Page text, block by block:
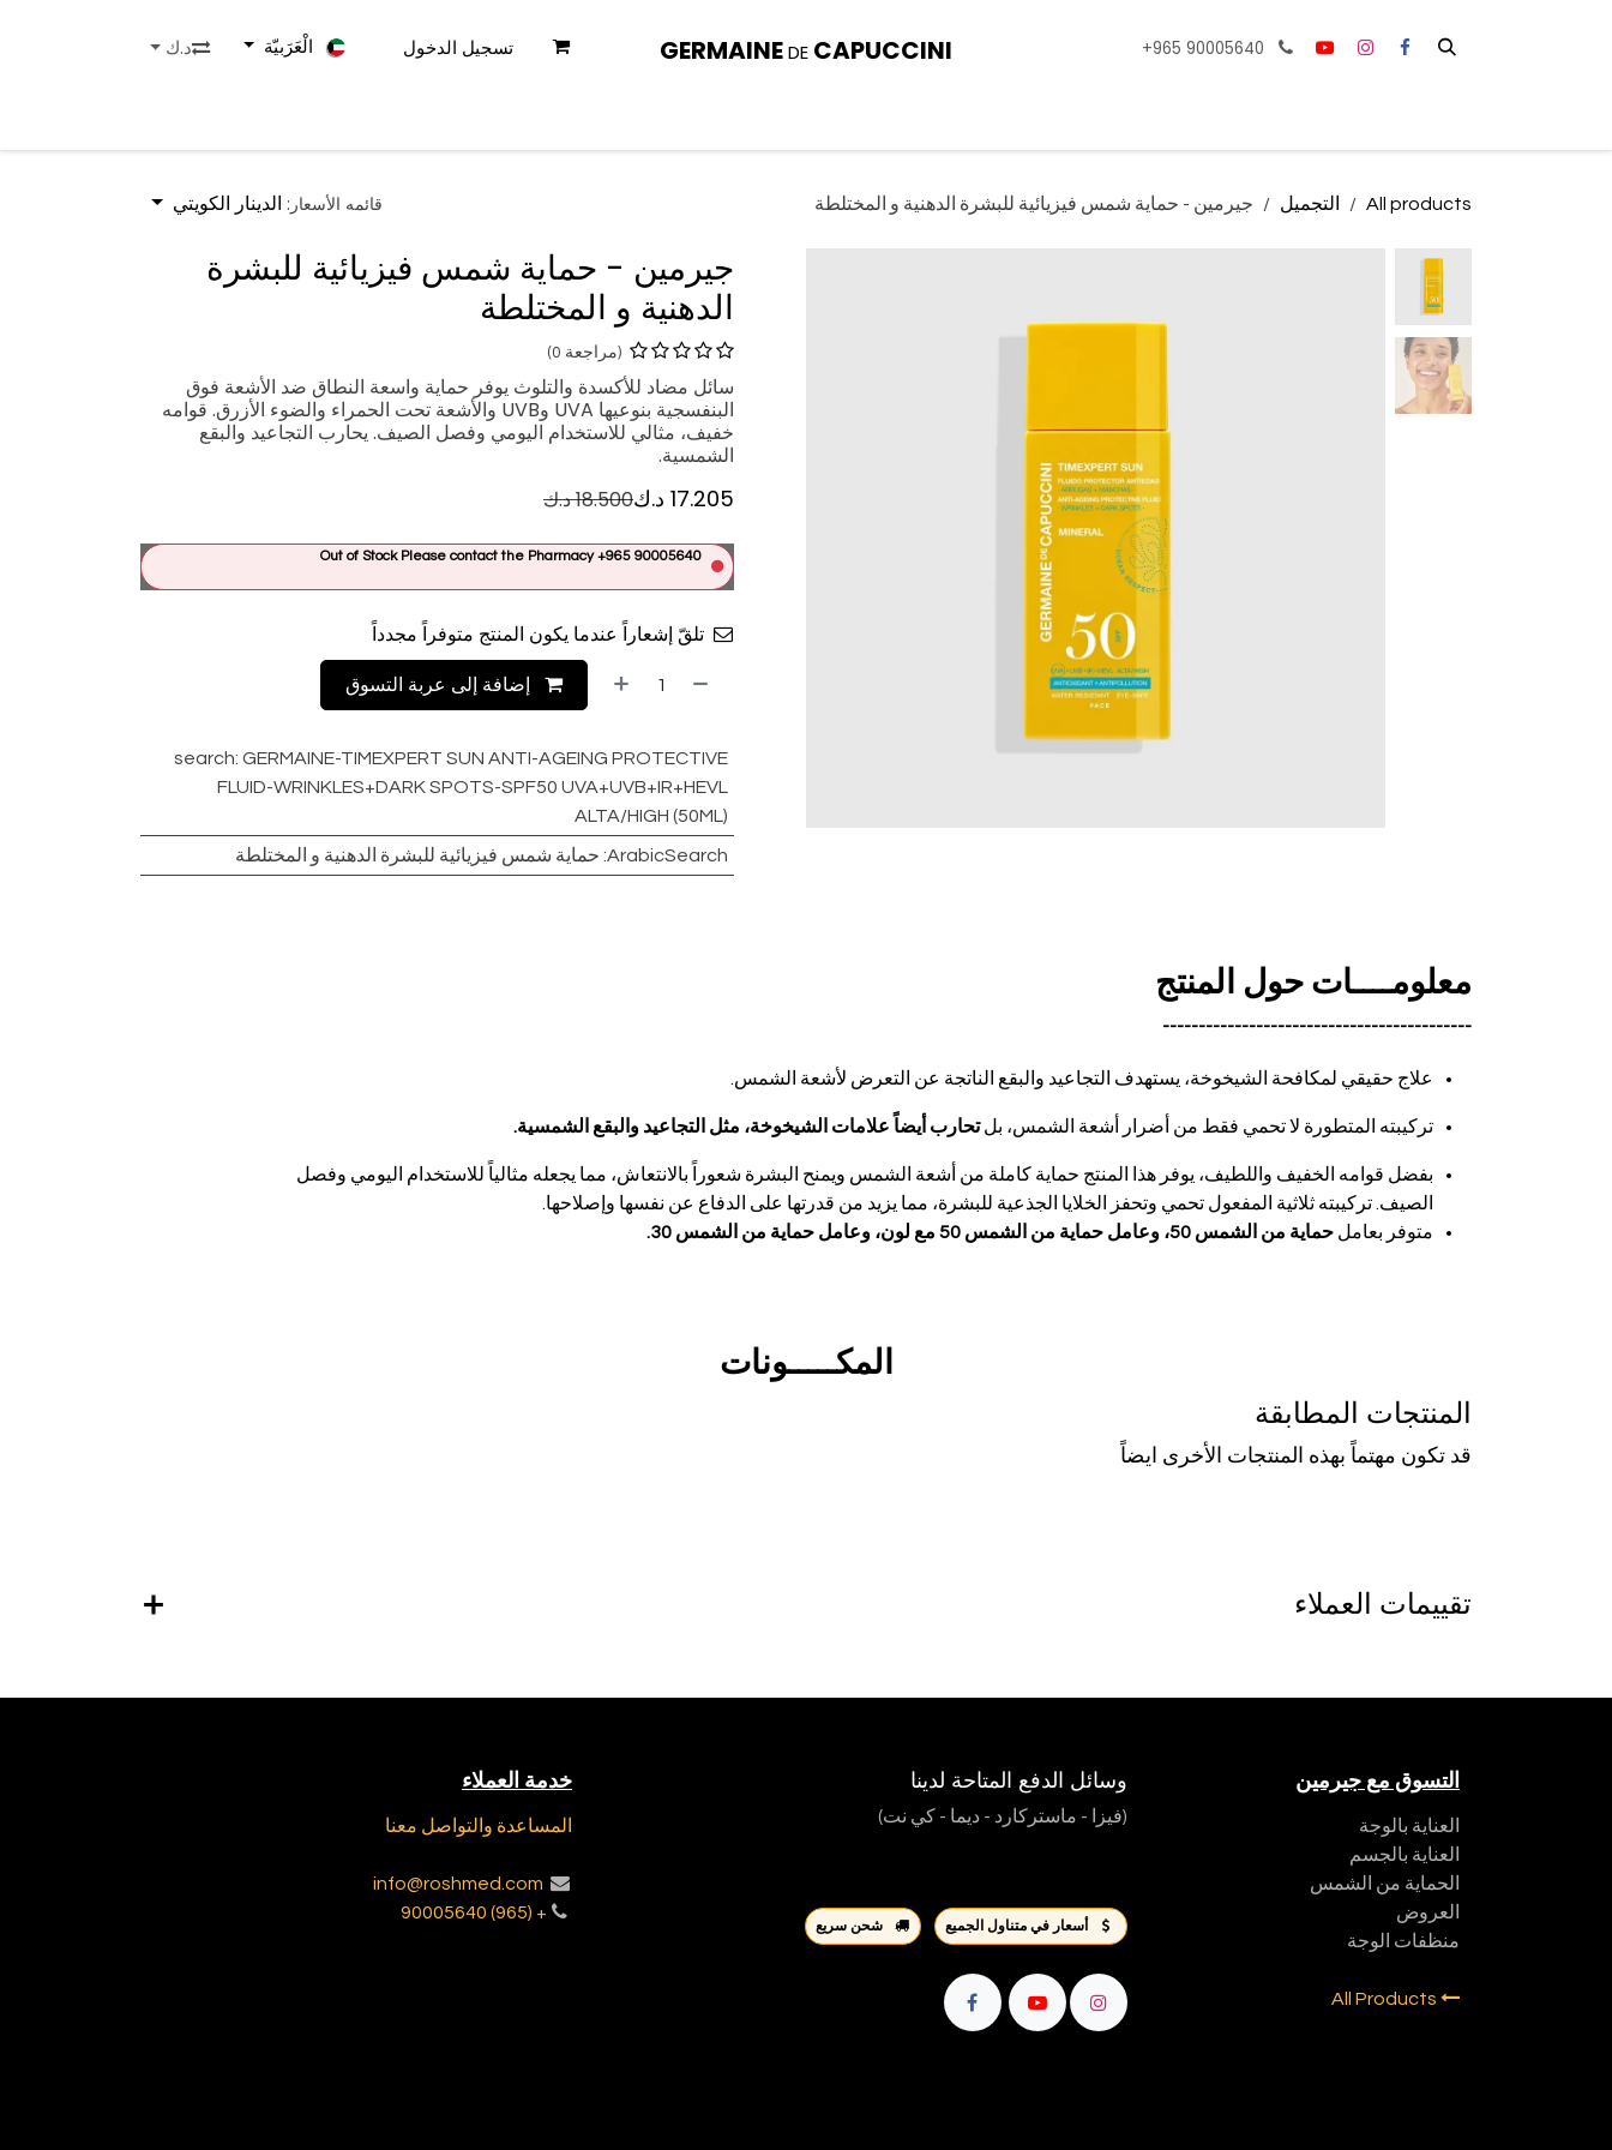
+965 90005640
GERMAINEDE CAPUCCINI تسجيل الدخول الْعَرَبيّة د.ك
All products التجميل جيرمين - حماية شمس فيزيائية للبشرة الدهنية و المختلطة قائمه الأسعار: الدينار الكويتي
جيرمين - حماية شمس فيزيائية للبشرة
الدهنية و المختلطة
(مراجعة 0)
سائل مضاد للأكسدة والتلوث يوفر حماية واسعة النطاق ضد الأشعة فوق
البنفسجية بنوعيها UVA وUVB والأشعة تحت الحمراء والضوء الأزرق. قوامه
خفيف، مثالي للاستخدام اليومي وفصل الصيف. يحارب التجاعيد والبقع
الشمسية.
17.205 د.ك18.500د.ك
Out of Stock Please contact the Pharmacy +965 90005640
تلقّ إشعاراً عندما يكون المنتج متوفراً مجدداً
إضافة إلى عربة التسوق
search:GERMAINE-TIMEXPERT SUN ANTI-AGEING PROTECTIVE
FLUID-WRINKLES+DARK SPOTS-SPF50 UVA+UVB+IR+HEVL
ALTA/HIGH (50ML)
ArabicSearch
: حماية شمس فيزيائية للبشرة الدهنية و المختلطة
معلومــــات حول المنتج
-------------------------------------------
علاج حقيقي لمكافحة الشيخوخة، يستهدف التجاعيد والبقع الناتجة عن التعرض لأشعة الشمس.
تركيبته المتطورة لا تحمي فقط من أضرار أشعة الشمس، بلتحارب أيضاً علامات الشيخوخة، مثل التجاعيد والبقع الشمسية.
بفضل قوامه الخفيف واللطيف، يوفر هذا المنتج حماية كاملة من أشعة الشمس ويمنح البشرة شعوراً بالانتعاش، مما يجعله مثالياً للاستخدام اليومي وفصل
الصيف. تركيبته ثلاثية المفعول تحمي وتحفز الخلايا الجذعية للبشرة، مما يزيد من قدرتها على الدفاع عن نفسها وإصلاحها.
متوفر بعامل حماية من الشمس 50، وعامل حماية من الشمس 50 مع لون، وعامل حماية من الشمس 30.
المكـــــونات
المنتجات المطابقة
قد تكون مهتماً بهذه المنتجات الأخرى ايضاً
تقييمات العملاء
التسوق مع جيرمين
العناية بالوجة
العناية بالجسم
الحماية من الشمس
العروض
منظفات الوجة
وسائل الدفع المتاحة لدينا
(فيزا - ماستركارد - ديما - كي نت)
أسعار في متناول الجميع شحن سريع
خدمة العملاء
المساعدة والتواصل معنا
info@roshmed.com
+ (965) 90005640